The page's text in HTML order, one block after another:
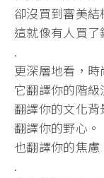
卻沒買到審美結
這就像有人買了
.
更深層地看，時
它翻譯你的階級
翻譯你的文化背
翻譯你的野心。
也翻譯你的焦慮
.